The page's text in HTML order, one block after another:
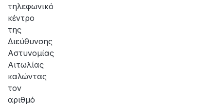
τηλεφωνικό
κέντρο
της
Διεύθυνσης
Αστυνομίας
Αιτωλίας
καλώντας
τον
αριθμό